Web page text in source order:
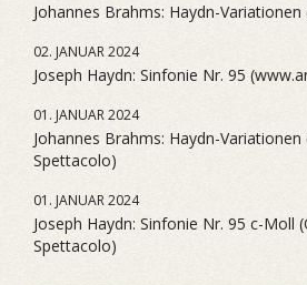
Johannes Brahms: Haydn-
02. JANUAR 2024
Joseph Haydn: Sinfonie Nr. 95
01. JANUAR 2024
Johannes Brahms: Haydn-
Spettacolo)
01. JANUAR 2024
Joseph Haydn: Sinfonie Nr. 95 c-Moll
Spettacolo)